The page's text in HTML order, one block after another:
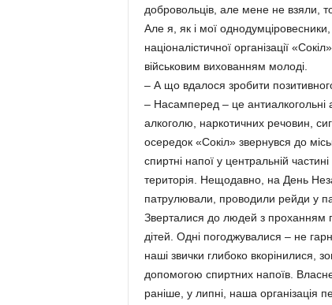
добровольців, але мене не взяли,
Але я, як і мої
націоналістичної організації
військовим вихованням молоді.
– А що вдалося зробити
– Насамперед – це антиалкогольні
алкоголю, наркотичних речовин,
осередок «Сокіл» звернувся до
спиртні напої у центральній
територія. Нещодавно, на День
патрулювали, проводили рейди у
Зверталися до людей з проханням
дітей. Одні погоджувалися – не
наші звички глибоко вкорінилися,
допомогою спиртних напоїв.
раніше, у липні, наша організація